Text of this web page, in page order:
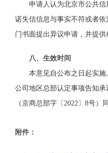
申请人认为北京市公共信
诺失信信息与事实不符或者
门书面提出异议申请，并提供
八、生效时间
本意见自公布之日起实施
公司地区总部认定事项告知承
（京商总部字〔2022〕8号）
附件：